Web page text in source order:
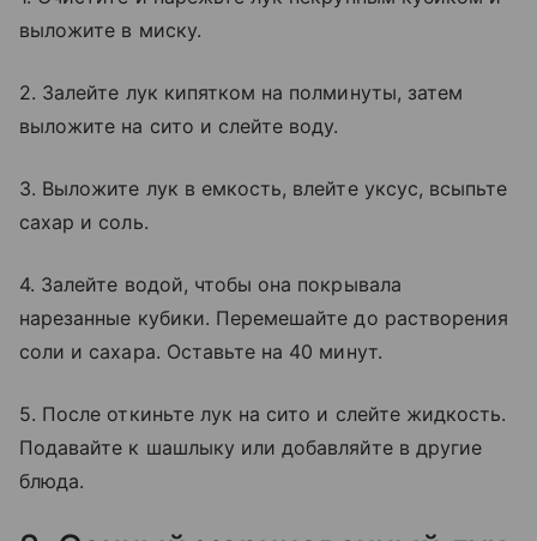
выложите в миску.
2. Залейте лук кипятком на полминуты, затем
выложите на сито и слейте воду.
3. Выложите лук в емкость, влейте уксус, всыпьте
сахар и соль.
4. Залейте водой, чтобы она покрывала
нарезанные кубики. Перемешайте до растворения
соли и сахара. Оставьте на 40 минут.
5. После откиньте лук на сито и слейте жидкость.
Подавайте к шашлыку или добавляйте в другие
блюда.